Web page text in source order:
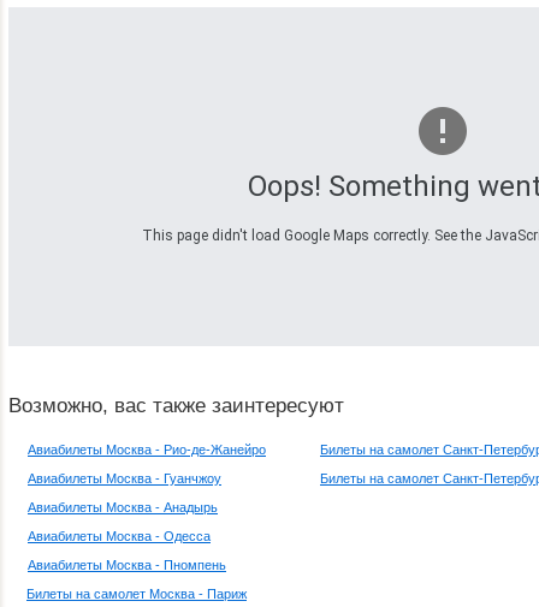
Oops! Something
This page didn't load Google Maps correctly. See the
Возможно, вас также заинтересуют
Авиабилеты Москва - Рио-де-Жанейро
Авиабилеты Москва - Гуанчжоу
Авиабилеты Москва - Анадырь
Авиабилеты Москва - Одесса
Авиабилеты Москва - Пномпень
Билеты на самолет Москва - Париж
Билеты на самолет Санкт-
Билеты на самолет Санкт-